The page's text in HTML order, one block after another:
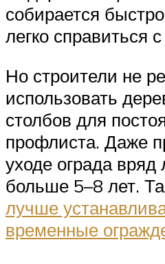
собирается
легко справиться
Но строители не
использовать
столбов для
профлиста. Даже
уходе ограда вряд
больше 5–8 лет.
лучше
временные